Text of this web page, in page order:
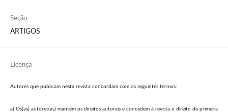
Seção
ARTIGOS
Licença
Autores que publicam nesta revista concordam com os seguintes termos:
a) Os(as) autores(as) mantêm os direitos autorais e concedem à revista o direito de primeira